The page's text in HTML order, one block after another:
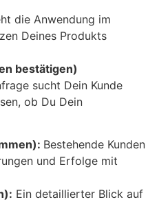
die Anwendung im
Deines Produkts
bestätigen)
sucht Dein Kunde
ob Du Dein
Bestehende Kunden
und Erfolge mit
Ein detaillierter Blick auf